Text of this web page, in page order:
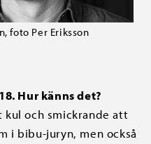
foto Per Eriksson
Hur känns det?
kul och smickrande att
i bibu-juryn, men också